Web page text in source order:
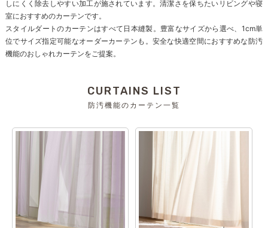
しにくく除去しやすい加工が施されています。清潔さを保ちたいリビングや寝
室におすすめのカーテンです。
スタイルダートのカーテンはすべて日本縫製。豊富なサイズから選べ、1cm単
位でサイズ指定可能なオーダーカーテンも。安全な快適空間におすすめな防汚
機能のおしゃれカーテンをご提案。
CURTAINS LIST
防汚機能のカーテン一覧